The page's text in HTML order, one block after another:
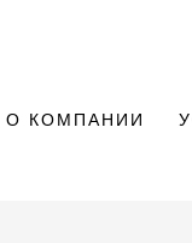
О КОМПАНИИ